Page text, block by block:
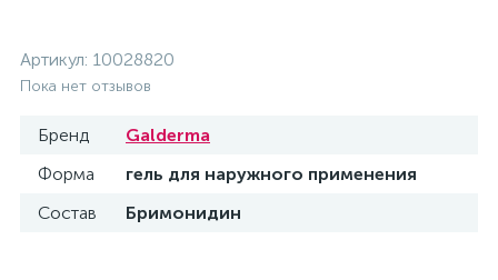
Артикул: 10028820
Пока нет отзывов
Бренд Galderma
Форма гель для наружного применения
Состав Бримонидин